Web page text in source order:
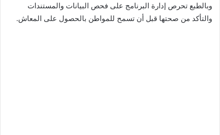
وبالطبع تحرص إدارة البرنامج على فحص البيانات والمستندات
والتأكد من صحتها قبل أن تسمح للمواطن بالحصول على المعاش.